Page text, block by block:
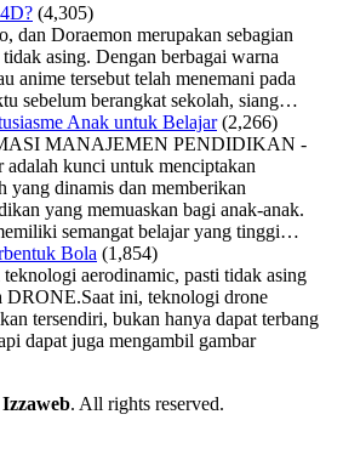
(4,305)
dan Doraemon merupakan sebagian
asing. Dengan berbagai warna
anime tersebut telah menemani pada
sebelum berangkat sekolah, siang…
Anak untuk Belajar (2,266)
MANAJEMEN PENDIDIKAN -
adalah kunci untuk menciptakan
yang dinamis dan memberikan
yang memuaskan bagi anak-anak.
semangat belajar yang tinggi…
Bola (1,854)
aerodinamic, pasti tidak asing
DRONE.Saat ini, teknologi drone
tersendiri, bukan hanya dapat terbang
dapat juga mengambil gambar
. All rights reserved.